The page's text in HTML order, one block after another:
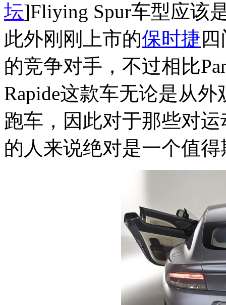
坛]Fliying Spur车型应该
此外刚刚上市的保时捷
的竞争对手，不过相比
Rapide这款车无论是从
跑车，因此对于那些对
的人来说绝对是一个值